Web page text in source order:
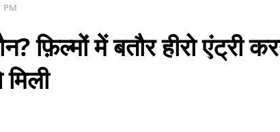
PM
फ़िल्मों में बतौर हीरो